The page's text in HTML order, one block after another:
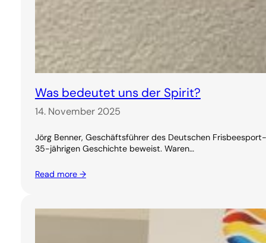
Was bedeutet uns der Spirit?
14. November 2025
Jörg Benner, Geschäftsführer des Deutschen
35-jährigen Geschichte beweist. Waren…
Read more →